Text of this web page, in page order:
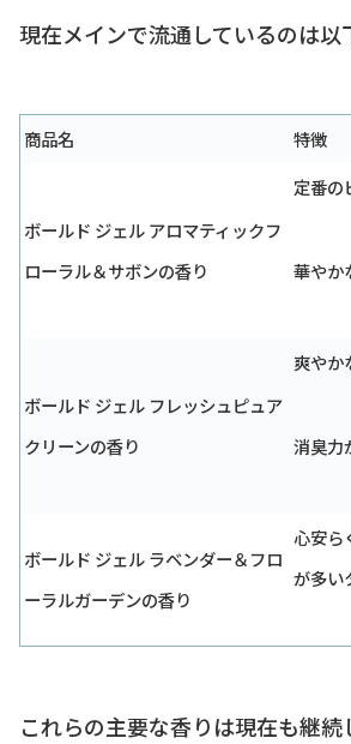
現在メインで流通しているのは以
商品名 特徴
ボールド ジェル アロマティックフ
ローラル＆サボンの香り
定番の
華やか
ボールド ジェル フレッシュピュア
クリーンの香り
爽やか
消臭力
ボールド ジェル ラベンダー＆フロ
ーラルガーデンの香り
心安ら
が多い
これらの主要な香りは現在も継続